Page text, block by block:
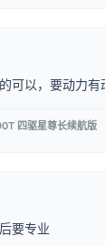
可以，要动力
四驱星尊长续航版
要专业